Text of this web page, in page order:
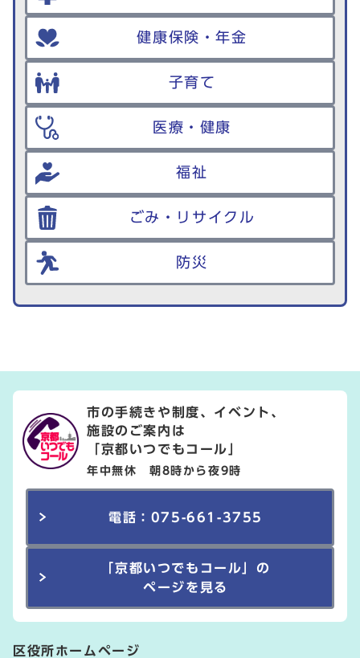
健康保険・年金
子育て
医療・健康
福祉
ごみ・リサイクル
防災
市の手続きや制度、イベント、
施設のご案内は
「京都いつでもコール」
年中無休 朝8時から夜9時
電話：075-661-3755
「京都いつでもコール」の
ページを見る
区役所ホームページ